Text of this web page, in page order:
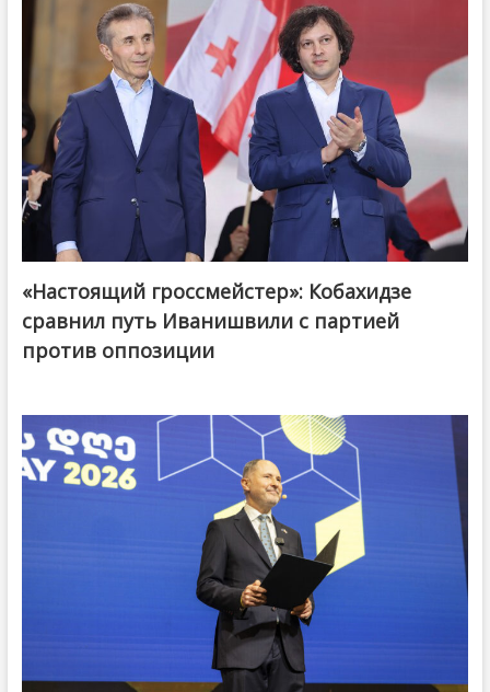
@ქართული ოცნება / Georgian Dream
«Настоящий гроссмейстер»: Кобахидзе
сравнил путь Иванишвили с партией
против оппозиции